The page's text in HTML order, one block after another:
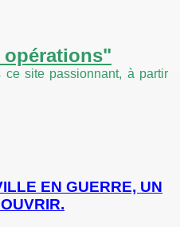
opérations"
ce site passionnant, à partir
EN GUERRE, UN